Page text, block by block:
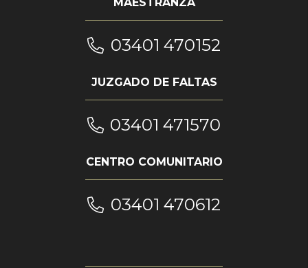
03401 470152
JUZGADO DE FALTAS
03401 471570
CENTRO COMUNITARIO
03401 470612